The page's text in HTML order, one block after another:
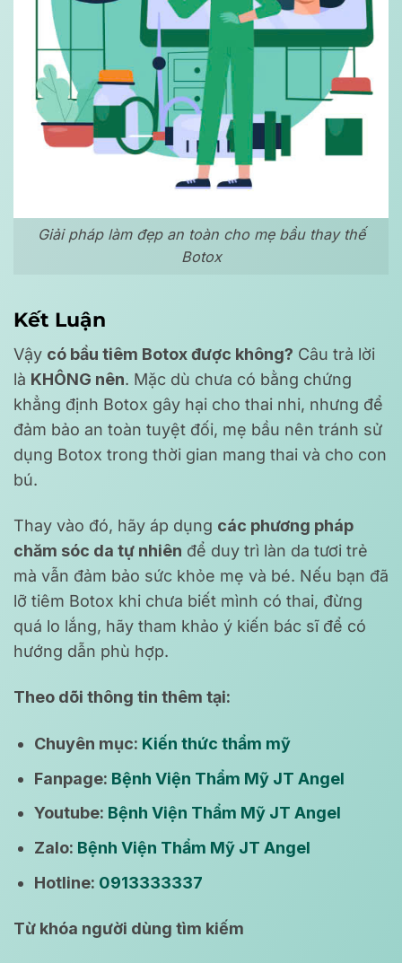
Giải pháp làm đẹp an toàn cho mẹ bầu thay thế
Botox
Kết Luận
Vậy có bầu tiêm Botox được không? Câu trả lời
là KHÔNG nên. Mặc dù chưa có bằng chứng
khẳng định Botox gây hại cho thai nhi, nhưng để
đảm bảo an toàn tuyệt đối, mẹ bầu nên tránh sử
dụng Botox trong thời gian mang thai và cho con
bú.
Thay vào đó, hãy áp dụng các phương pháp
chăm sóc da tự nhiên để duy trì làn da tươi trẻ
mà vẫn đảm bảo sức khỏe mẹ và bé. Nếu bạn đã
lỡ tiêm Botox khi chưa biết mình có thai, đừng
quá lo lắng, hãy tham khảo ý kiến bác sĩ để có
hướng dẫn phù hợp.
Theo dõi thông tin thêm tại:
Chuyên mục: Kiến thức thẩm mỹ
Fanpage: Bệnh Viện Thẩm Mỹ JT Angel
Youtube: Bệnh Viện Thẩm Mỹ JT Angel
Zalo: Bệnh Viện Thẩm Mỹ JT Angel
Hotline: 0913333337
Từ khóa người dùng tìm kiếm